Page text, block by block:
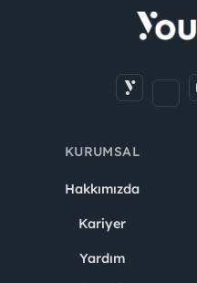
KURUMSAL
Hakkımızda
Kariyer
Yardım